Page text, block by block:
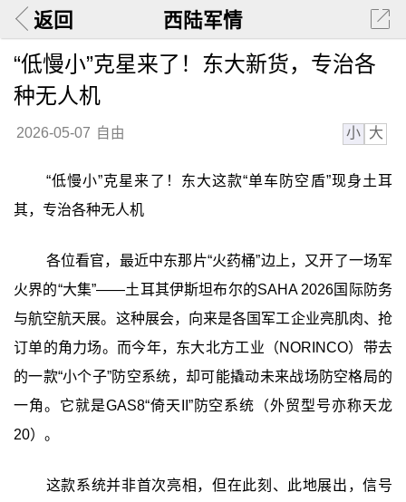
返回 西陆军情
“低慢小”克星来了！东大新货，专治各
种无人机
2026-05-07 自由 小 大
“低慢小”克星来了！东大这款“单车防空盾”现身土耳
其，专治各种无人机
各位看官，最近中东那片“火药桶”边上，又开了一场军
火界的“大集”——土耳其伊斯坦布尔的SAHA 2026国际防务
与航空航天展。这种展会，向来是各国军工企业亮肌肉、抢
订单的角力场。而今年，东大北方工业（NORINCO）带去
的一款“小个子”防空系统，却可能撬动未来战场防空格局的
一角。它就是GAS8“倚天II”防空系统（外贸型号亦称天龙
20）。
这款系统并非首次亮相，但在此刻、此地展出，信号